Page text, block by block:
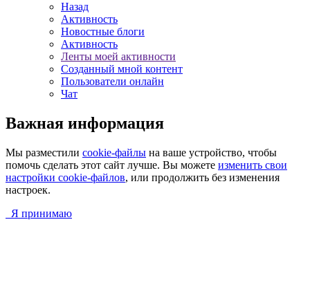
Назад
Активность
Новостные блоги
Активность
Ленты моей активности
Созданный мной контент
Пользователи онлайн
Чат
Важная информация
Мы разместили cookie-файлы на ваше устройство, чтобы
помочь сделать этот сайт лучше. Вы можете изменить свои
настройки cookie-файлов, или продолжить без изменения
настроек.
Я принимаю